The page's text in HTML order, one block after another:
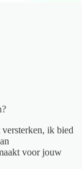
ik bied
voor jouw